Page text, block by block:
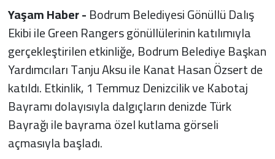
Yaşam Haber -Bodrum Belediyesi Gönüllü Dalış
Ekibi ile Green Rangers gönüllülerinin katılımıyla
gerçekleştirilen etkinliğe, Bodrum Belediye Başkan
Yardımcıları Tanju Aksu ile Kanat Hasan Özsert de
katıldı. Etkinlik, 1 Temmuz Denizcilik ve Kabotaj
Bayramı dolayısıyla dalgıçların denizde Türk
Bayrağı ile bayrama özel kutlama görseli
açmasıyla başladı.